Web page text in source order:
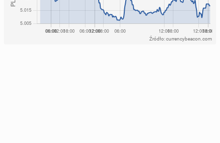
Źródło: currencybeacon.com